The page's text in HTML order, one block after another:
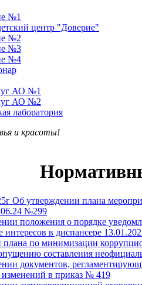
№1
центр "Доверие"
№2
№3
№4
АО №1
АО №2
лаборатория
и красоты!
Об утверждении плана
№299
положения о порядке
в диспансере
плана по минимизации
составления
документов,
в приказ № 419